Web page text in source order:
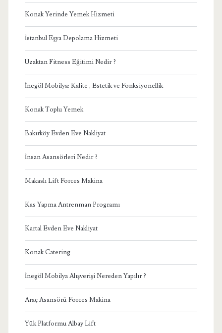
Konak Yerinde Yemek Hizmeti
İstanbul Eşya Depolama Hizmeti
Uzaktan Fitness Eğitimi Nedir ?
İnegöl Mobilya: Kalite , Estetik ve Fonksiyonellik
Konak Toplu Yemek
Bakırköy Evden Eve Nakliyat
İnsan Asansörleri Nedir ?
Makaslı Lift Forces Makina
Kas Yapma Antrenman Programı
Kartal Evden Eve Nakliyat
Konak Catering
İnegöl Mobilya Alışverişi Nereden Yapılır ?
Araç Asansörü Forces Makina
Yük Platformu Albay Lift